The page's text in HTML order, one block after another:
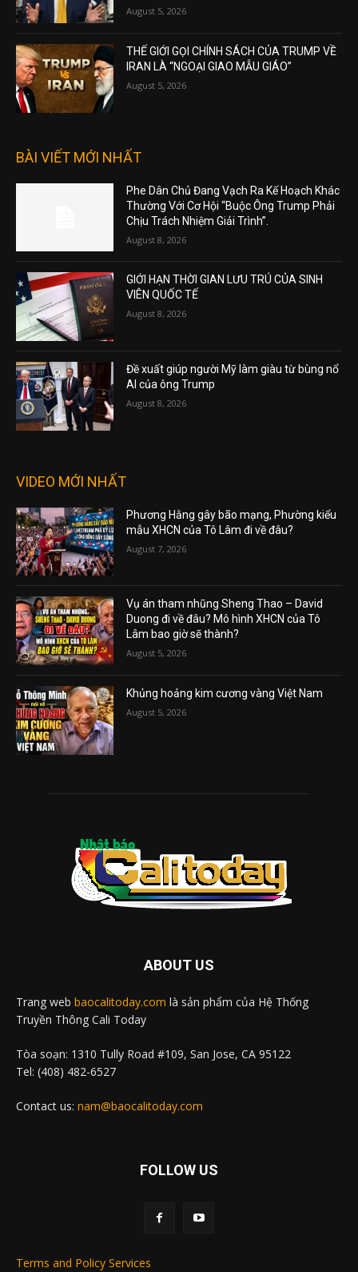
August 5, 2026
THẾ GIỚI GỌI CHÍNH SÁCH CỦA TRUMP VỀ
IRAN LÀ “NGOẠI GIAO MẪU GIÁO”
August 5, 2026
BÀI VIẾT MỚI NHẤT
Phe Dân Chủ Đang Vạch Ra Kế Hoạch Khác
Thường Với Cơ Hội “Buộc Ông Trump Phải
Chịu Trách Nhiệm Giải Trình”.
August 8, 2026
GIỚI HẠN THỜI GIAN LƯU TRÚ CỦA SINH
VIÊN QUỐC TẾ
August 8, 2026
Đề xuất giúp người Mỹ làm giàu từ bùng nổ
AI của ông Trump
August 8, 2026
VIDEO MỚI NHẤT
Phương Hằng gây bão mạng, Phường kiểu
mẫu XHCN của Tô Lâm đi về đâu?
August 7, 2026
Vụ án tham nhũng Sheng Thao – David
Duong đi về đâu? Mô hình XHCN của Tô
Lâm bao giờ sẽ thành?
August 5, 2026
Khủng hoảng kim cương vàng Việt Nam
August 5, 2026
ABOUT US
Trang web baocalitoday.com là sản phẩm của Hệ Thống
Truyền Thông Cali Today
Tòa soạn: 1310 Tully Road #109, San Jose, CA 95122
Tel: (408) 482-6527
Contact us: nam@baocalitoday.com
FOLLOW US
Terms and Policy Services